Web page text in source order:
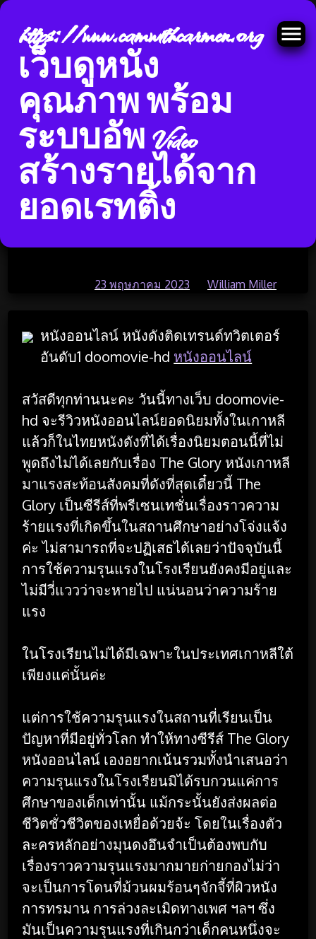
Skip
content
https://www.camwithcarmen.org
เว็บดูหนัง
คุณภาพ พร้อม
ระบบอัพ Video
สร้างรายได้จาก
ยอดเรทติ้ง
7 ก.ค. 66หนังออนไลน์ ดูหนัง
ออนไลน์ฟรี 2023หนังชนโรง
คุณภาพหนังNetflix ดูหนัง การ์ตูน
ใหม่ Top 74 by Gabriele
https://www.Doomovie-hd.com
23 พฤษภาคม 2023 William Miller
หนังออนไลน์ หนังดังติดเทรนด์ทวิตเตอร์
อันดับ1 doomovie-hd หนังออนไลน์
สวัสดีทุกท่านนะคะ วันนี้ทางเว็บ doomovie-
hd จะรีวิวหนังออนไลน์ยอดนิยมทั้งในเกาหลี
แล้วก็ในไทยหนังดังที่ได้เรื่องนิยมตอนนี้ที่ไม่
พูดถึงไม่ได้เลยกับเรื่อง The Glory หนังเกาหลี
มาแรงสะท้อนสังคมที่ดังที่สุดเดี๋ยวนี้ The
Glory เป็นซีรีส์ที่พรีเซนเทชั่นเรื่องราวความ
ร้ายแรงที่เกิดขึ้นในสถานศึกษาอย่างโจ่งแจ้ง
ค่ะ ไม่สามารถที่จะปฏิเสธได้เลยว่าปัจจุบันนี้
การใช้ความรุนแรงในโรงเรียนยังคงมีอยู่และ
ไม่มีวี่แววว่าจะหายไป แน่นอนว่าความร้าย
แรง
ในโรงเรียนไม่ได้มีเฉพาะในประเทศเกาหลีใต้
เพียงแค่นั้นค่ะ
แต่การใช้ความรุนแรงในสถานที่เรียนเป็น
ปัญหาที่มีอยู่ทั่วโลก ทำให้ทางซีรีส์ The Glory
หนังออนไลน์ เองอยากเน้นรวมทั้งนำเสนอว่า
ความรุนแรงในโรงเรียนมิได้รบกวนแค่การ
ศึกษาของเด็กเท่านั้น แม้กระนั้นยังส่งผลต่อ
ชีวิตชั่วชีวิตของเหยื่อด้วยจ้ะ โดยในเรื่องตัว
ละครหลักอย่างมุนดงอึนจำเป็นต้องพบกับ
เรื่องราวความรุนแรงมากมายก่ายกองไม่ว่า
จะเป็นการโดนที่ม้วนผมร้อนๆจักจี้ที่ผิวหนัง
การทรมาน การล่วงละเมิดทางเพศ ฯลฯ ซึ่ง
มันเป็นความรุนแรงที่เกินกว่าเด็กคนหนึ่งจะ